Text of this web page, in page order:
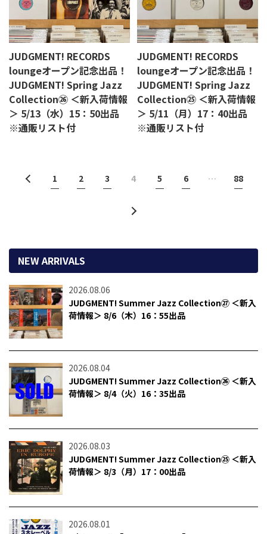
JUDGMENT! RECORDS
loungeオープン記念出品！
JUDGMENT! Spring Jazz
Collection㉖ ＜新入荷情報
＞ 5/13（水）15：50出品
※通販リスト付
JUDGMENT! RECORDS
loungeオープン記念出品！
JUDGMENT! Spring Jazz
Collection㉕ ＜新入荷情報
＞ 5/11（月）17：40出品
※通販リスト付
1 2 3 4 5 6 … 88
NEW ARRIVALS
2026.08.06
JUDGMENT! Summer Jazz Collection㉗ ＜新入
荷情報＞ 8/6（木）16：55出品
2026.08.04
JUDGMENT! Summer Jazz Collection㉖ ＜新入
荷情報＞ 8/4（火）16：35出品
2026.08.03
JUDGMENT! Summer Jazz Collection㉕ ＜新入
荷情報＞ 8/3（月）17：00出品
2026.08.01